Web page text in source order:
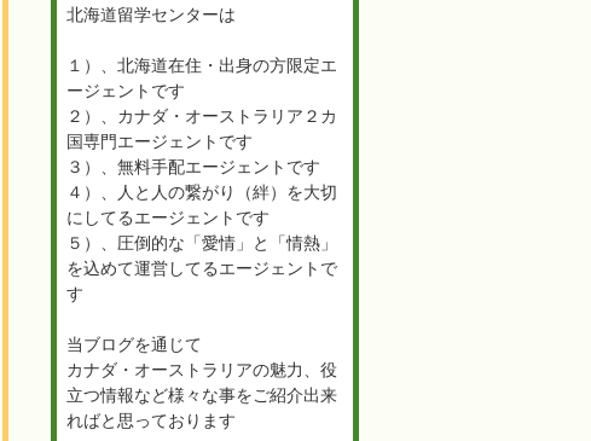
北海道留学センターは
１）、北海道在住・出身の方限定エ
ージェントです
２）、カナダ・オーストラリア２カ
国専門エージェントです
３）、無料手配エージェントです
４）、人と人の繋がり（絆）を大切
にしてるエージェントです
５）、圧倒的な「愛情」と「情熱」
を込めて運営してるエージェントで
す
当ブログを通じて
カナダ・オーストラリアの魅力、役
立つ情報など様々な事をご紹介出来
ればと思っております